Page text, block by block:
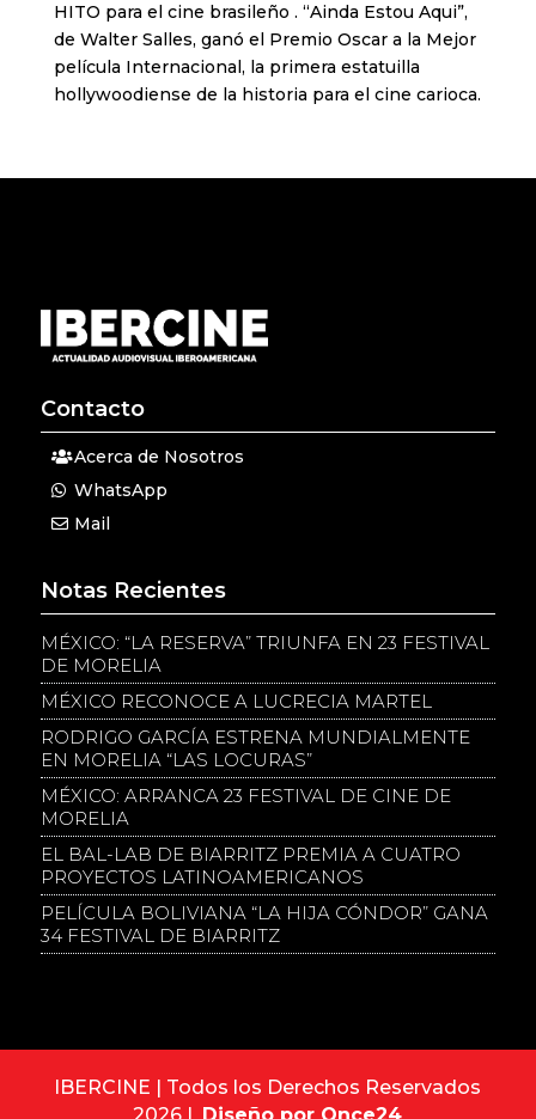
HITO para el cine brasileño . “Ainda Estou Aqui”,
de Walter Salles, ganó el Premio Oscar a la Mejor
película Internacional, la primera estatuilla
hollywoodiense de la historia para el cine carioca.
Contacto
Acerca de Nosotros
WhatsApp
Mail
Notas Recientes
MÉXICO: “LA RESERVA” TRIUNFA EN 23 FESTIVAL
DE MORELIA
MÉXICO RECONOCE A LUCRECIA MARTEL
RODRIGO GARCÍA ESTRENA MUNDIALMENTE
EN MORELIA “LAS LOCURAS”
MÉXICO: ARRANCA 23 FESTIVAL DE CINE DE
MORELIA
EL BAL-LAB DE BIARRITZ PREMIA A CUATRO
PROYECTOS LATINOAMERICANOS
PELÍCULA BOLIVIANA “LA HIJA CÓNDOR” GANA
34 FESTIVAL DE BIARRITZ
IBERCINE | Todos los Derechos Reservados
2026 | Diseño por Once24